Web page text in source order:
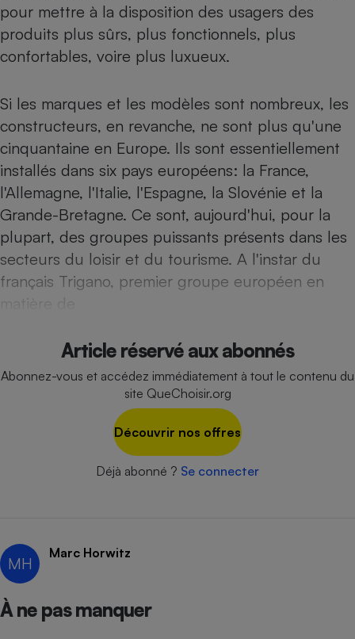
pour mettre à la disposition des usagers des
produits plus sûrs, plus fonctionnels, plus
confortables, voire plus luxueux.
Si les marques et les modèles sont nombreux, les
constructeurs, en revanche, ne sont plus qu'une
cinquantaine en Europe. Ils sont essentiellement
installés dans six pays européens: la France,
l'Allemagne, l'Italie, l'Espagne, la Slovénie et la
Grande-Bretagne. Ce sont, aujourd'hui, pour la
plupart, des groupes puissants présents dans les
secteurs du loisir et du tourisme. A l'instar du
français Trigano, premier groupe européen en
matière de
Article réservé aux abonnés
Abonnez-vous et accédez immédiatement à tout le contenu du
site QueChoisir.org
Découvrir nos offres
Déjà abonné ? Se connecter
MH
Marc Horwitz
À ne pas manquer
Lave-linge
Climatiseur -
Téléviseur
Téléphone mobile -
Smartphone
Radiateur électrique
Climatiseur -
Antimoustique